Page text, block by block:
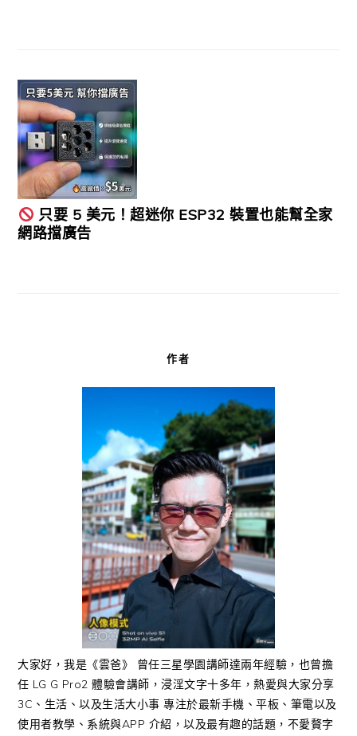
只要 5 美元！超迷你 ESP32 裝置也能幫全家
網路擋廣告
作者
大家好，我是《雲爸》 曾任三星學園講師達兩年經驗，也曾擔
任 LG G Pro2 體驗會講師，浸淫文字十多年，熱愛與大家分享
3C、生活、以及生活大小事 專注於最新手機、平板、筆電以及
使用者教學、系統與APP 介紹，以及最有趣的話題，不愛贅字